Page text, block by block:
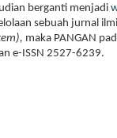
berganti menjadi
sebuah jurnal
maka PANGAN
e-ISSN 2527-6239.